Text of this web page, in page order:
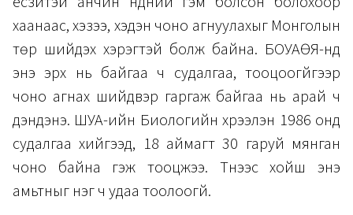
хаанаас, хэзээ, хэдэн чоно агнуулахыг Монголын
төр шийдэх хэрэгтэй болж байна. БОУАӨЯ-нд
энэ эрх нь байгаа ч судалгаа, тооцоогүйгээр
чоно агнах шийдвэр гаргаж байгаа нь арай ч
дэндэнэ. ШУА-ийн Биологийн хүрээлэн 1986 онд
судалгаа хийгээд, 18 аймагт 30 гаруй мянган
чоно байна гэж тооцжээ. Түүнээс хойш энэ
амьтныг нэг ч удаа тоолоогүй.